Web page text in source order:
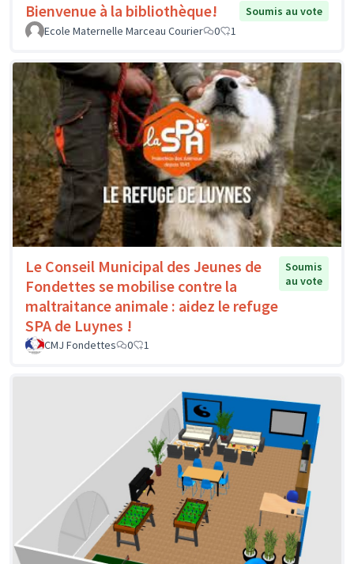
Bienvenue à la bibliothèque!
Soumis au vote
Ecole Maternelle Marceau Courier
0 1
Le Conseil Municipal des Jeunes de
Fondettes se mobilise contre la
maltraitance animale : aidez le refuge
SPA de Luynes !
Soumis
au vote
CMJ Fondettes 0 1